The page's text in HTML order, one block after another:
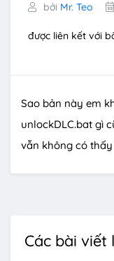
bởi Mr. Teo
được liên kết với
Sao bản này em
unlockDLC.bat gì
vẫn không có
Các bài viết